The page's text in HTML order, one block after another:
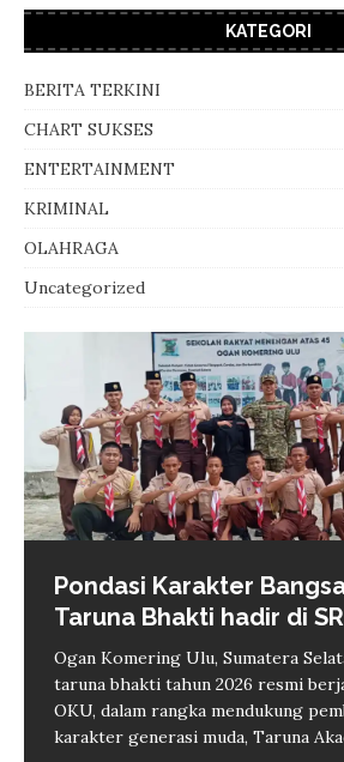
KATEGORI
BERITA TERKINI
CHART SUKSES
ENTERTAINMENT
KRIMINAL
OLAHRAGA
Uncategorized
Pondasi Karakter
Taruna Bhakti hadir di
Ogan Komering Ulu, Sumatera
taruna bhakti tahun 2026 resmi
OKU, dalam rangka mendukung
karakter generasi muda, Taruna
Zverev Tumbang pada
pembuka, Griekspoor
Purbaya: Kemenkeu
kepemilikan 60 persen
1.400 pekerja di Sumsel
hingga Juni 2026, dialog
BPBD padamkan
OKU cegah api
permukiman
Baturaja – Personel Badan
Daerah (BPBD) Kabupaten Ogan
(OKU), Sumatera Selatan